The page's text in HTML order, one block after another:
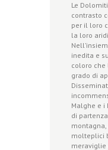
Le
contrasto
per il loro
la loro
inedita e
coloro che
grado di
Malghe e i
di
molteplici
meraviglie